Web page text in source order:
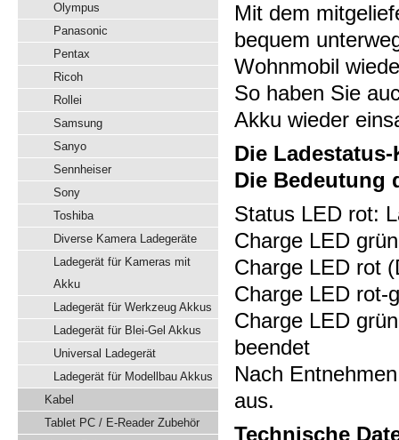
Olympus
Panasonic
Pentax
Ricoh
Rollei
Samsung
Sanyo
Sennheiser
Sony
Toshiba
Diverse Kamera Ladegeräte
Ladegerät für Kameras mit
Akku
Ladegerät für Werkzeug Akkus
Ladegerät für Blei-Gel Akkus
Universal Ladegerät
Ladegerät für Modellbau Akkus
Kabel
Tablet PC / E-Reader Zubehör
Mit dem
bequem
Wohnmobil
So haben Sie
Akku wieder
Die
Die Bedeutung
Status LED rot:
Charge LED
Charge LED rot
Charge LED rot-
Charge LED
beendet
Nach
aus.
Technische